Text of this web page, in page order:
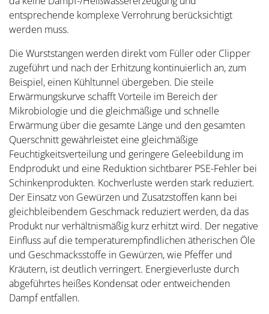
entsprechende komplexe Verrohrung berücksichtigt
werden muss.
Die Wurststangen werden direkt vom Füller oder Clipper
zugeführt und nach der Erhitzung kontinuierlich an, zum
Beispiel, einen Kühltunnel übergeben. Die steile
Erwärmungskurve schafft Vorteile im Bereich der
Mikrobiologie und die gleichmäßige und schnelle
Erwärmung über die gesamte Länge und den gesamten
Querschnitt gewährleistet eine gleichmäßige
Feuchtigkeitsverteilung und geringere Geleebildung im
Endprodukt und eine Reduktion sichtbarer PSE-Fehler bei
Schinkenprodukten. Kochverluste werden stark reduziert.
Der Einsatz von Gewürzen und Zusatzstoffen kann bei
gleichbleibendem Geschmack reduziert werden, da das
Produkt nur verhältnismäßig kurz erhitzt wird. Der negative
Einfluss auf die temperaturempfindlichen ätherischen Öle
und Geschmacksstoffe in Gewürzen, wie Pfeffer und
Kräutern, ist deutlich verringert. Energieverluste durch
abgeführtes heißes Kondensat oder entweichenden
Dampf entfallen.